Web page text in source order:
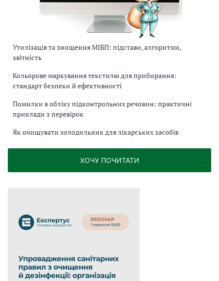
Утилізація та знищення МІБП: підстави, алгоритми,
звітність
Кольорове маркування текстилю для прибирання:
стандарт безпеки й ефективності
Помилки в обліку підконтрольних речовин: практичні
приклади з перевірок
Як очищувати холодильник для лікарських засобів
ХОЧУ ПОЧИТАТИ